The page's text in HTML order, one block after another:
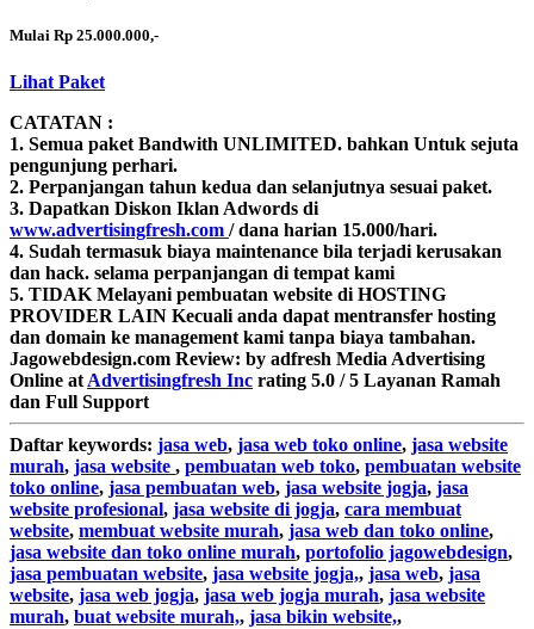
Mulai Rp 25.000.000,-
Lihat Paket
CATATAN :
1. Semua paket Bandwith UNLIMITED. bahkan Untuk sejuta
pengunjung perhari.
2. Perpanjangan tahun kedua dan selanjutnya sesuai paket.
3. Dapatkan Diskon Iklan Adwords di
www.advertisingfresh.com / dana harian 15.000/hari.
4. Sudah termasuk biaya maintenance bila terjadi kerusakan
dan hack. selama perpanjangan di tempat kami
5. TIDAK Melayani pembuatan website di HOSTING
PROVIDER LAIN Kecuali anda dapat mentransfer hosting
dan domain ke management kami tanpa biaya tambahan.
Jagowebdesign.com Review: by adfresh Media Advertising
Online at Advertisingfresh Inc rating 5.0 /5 Layanan Ramah
dan Full Support
Daftar keywords: jasa web, jasa web toko online, jasa website
murah, jasa website , pembuatan web toko, pembuatan website
toko online, jasa pembuatan web, jasa website jogja, jasa
website profesional, jasa website di jogja, cara membuat
website, membuat website murah, jasa web dan toko online,
jasa website dan toko online murah, portofolio jagowebdesign,
jasa pembuatan website, jasa website jogja,, jasa web, jasa
website, jasa web jogja, jasa web jogja murah, jasa website
murah, buat website murah,, jasa bikin website,,